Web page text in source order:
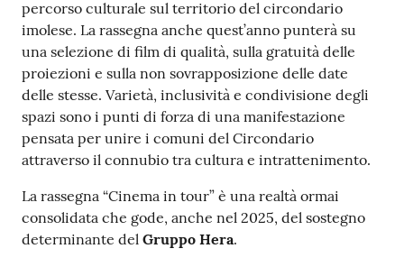
percorso culturale sul territorio del circondario
imolese. La rassegna anche quest’anno punterà su
una selezione di film di qualità, sulla gratuità delle
proiezioni e sulla non sovrapposizione delle date
delle stesse. Varietà, inclusività e condivisione degli
spazi sono i punti di forza di una manifestazione
pensata per unire i comuni del Circondario
attraverso il connubio tra cultura e intrattenimento.
La rassegna “Cinema in tour” è una realtà ormai
consolidata che gode, anche nel 2025, del sostegno
determinante del Gruppo Hera.